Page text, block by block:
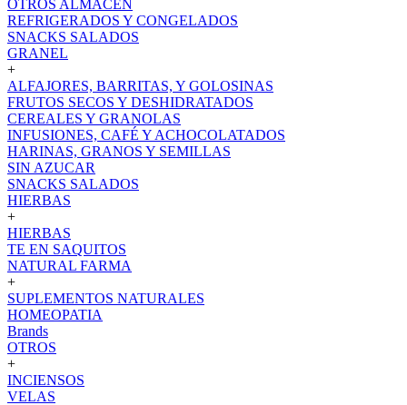
OTROS ALMACEN
REFRIGERADOS Y CONGELADOS
SNACKS SALADOS
GRANEL
+
ALFAJORES, BARRITAS, Y GOLOSINAS
FRUTOS SECOS Y DESHIDRATADOS
CEREALES Y GRANOLAS
INFUSIONES, CAFÉ Y ACHOCOLATADOS
HARINAS, GRANOS Y SEMILLAS
SIN AZUCAR
SNACKS SALADOS
HIERBAS
+
HIERBAS
TE EN SAQUITOS
NATURAL FARMA
+
SUPLEMENTOS NATURALES
HOMEOPATIA
Brands
OTROS
+
INCIENSOS
VELAS